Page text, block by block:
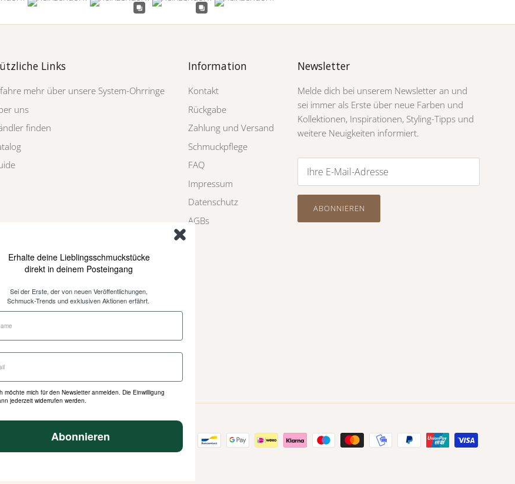
Links
mehr über unsere System-Ohrringe
uns
finden
Information
Kontakt
Rückgabe
Zahlung und Versand
Schmuckpflege
FAQ
Impressum
Datenschutz
AGBs
Newsletter
Melde dich bei unserem Newsletter an und
sei immer als Erste über neue Farben und
Kollektionen, Inspirationen, Styling-Tipps und
weitere Neuigkeiten informiert.
ABONNIEREN
Erhalte deine Lieblingsschmuckstücke
direkt in deinem Posteingang
Sei der Erste, der von neuen Veröffentlichungen,
Schmuck-Trends und exklusiven Aktionen erfährt.
möchte mich für den Newsletter anmelden. Die Einwilligung
jederzeit widerrufen werden.
Abonnieren